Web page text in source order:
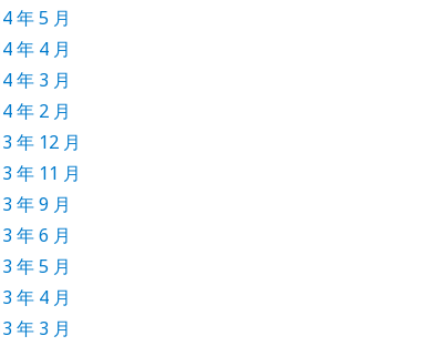
年 5 月
年 4 月
年 3 月
年 2 月
年 12 月
年 11 月
年 9 月
年 6 月
年 5 月
年 4 月
年 3 月